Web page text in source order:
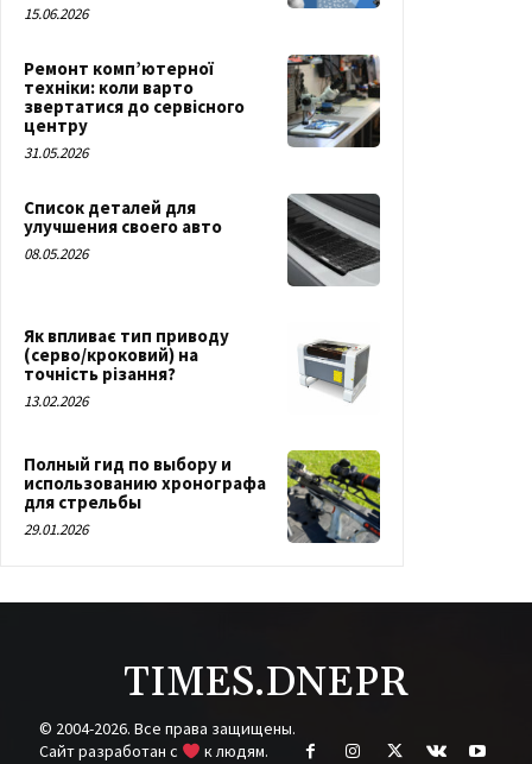
15.06.2026
Ремонт комп’ютерної
техніки: коли варто
звертатися до сервісного
центру
31.05.2026
Список деталей для
улучшения своего авто
08.05.2026
Як впливає тип приводу
(серво/кроковий) на
точність різання?
13.02.2026
Полный гид по выбору и
использованию хронографа
для стрельбы
29.01.2026
TIMES.DNEPR
© 2004-2026. Все права защищены.
Cайт разработан с
к людям.